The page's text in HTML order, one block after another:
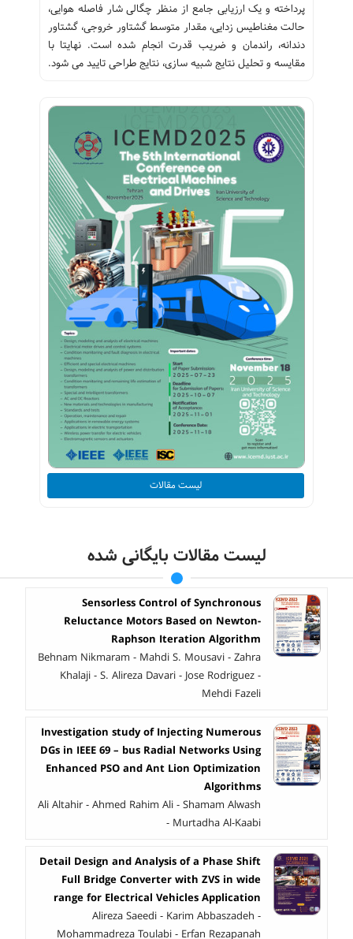
پرداخته و یک ارزیابی جامع از منظر چگالی شار فاصله هوایی،
حالت مغناطیس زدایی، مقدار متوسط گشتاور خروجی، گشتاور
دندانه، راندمان و ضریب قدرت انجام شده است. نهایتا با
مقایسه و تحلیل نتایج شبیه سازی، نتایج طراحی تایید می شود.
لیست مقالات
لیست مقالات بایگانی شده
Sensorless Control of Synchronous
Reluctance Motors Based on Newton-
Raphson Iteration Algorithm
Behnam Nikmaram - Mahdi S. Mousavi - Zahra
Khalaji - S. Alireza Davari - Jose Rodriguez -
Mehdi Fazeli
Investigation study of Injecting Numerous
DGs in IEEE 69 – bus Radial Networks Using
Enhanced PSO and Ant Lion Optimization
Algorithms
Ali Altahir - Ahmed Rahim Ali - Shamam Alwash
- Murtadha Al-Kaabi
Detail Design and Analysis of a Phase Shift
Full Bridge Converter with ZVS in wide
range for Electrical Vehicles Application
Alireza Saeedi - Karim Abbaszadeh -
Mohammadreza Toulabi - Erfan Rezapanah